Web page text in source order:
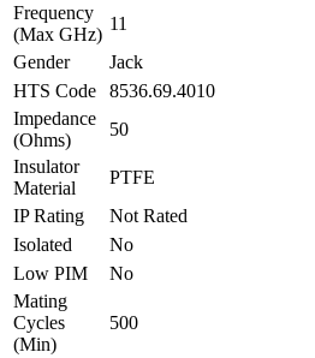
Frequency
(Max GHz)
11
Gender
Jack
HTS Code
8536.69.4010
Impedance
(Ohms)
50
Insulator
Material
PTFE
IP Rating
Not Rated
Isolated
No
Low PIM
No
Mating
Cycles
(Min)
500